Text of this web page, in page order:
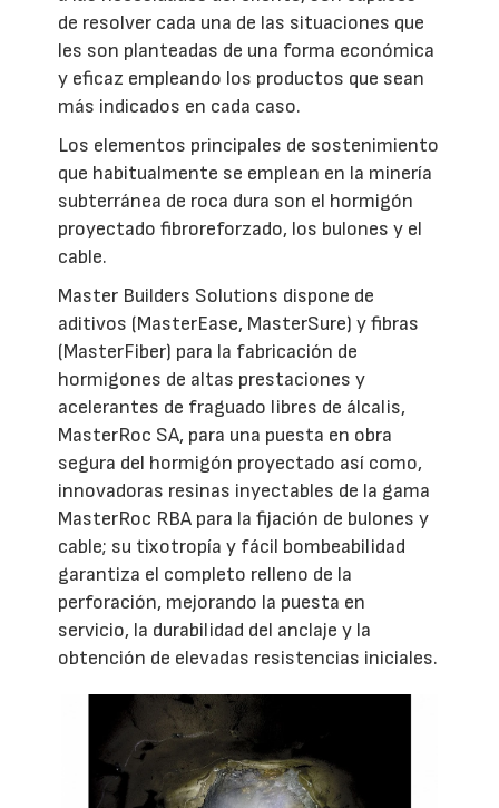
de resolver cada una de las situaciones que
les son planteadas de una forma económica
y eficaz empleando los productos que sean
más indicados en cada caso.
Los elementos principales de sostenimiento
que habitualmente se emplean en la minería
subterránea de roca dura son el hormigón
proyectado fibroreforzado, los bulones y el
cable.
Master Builders Solutions dispone de
aditivos (MasterEase, MasterSure) y fibras
(MasterFiber) para la fabricación de
hormigones de altas prestaciones y
acelerantes de fraguado libres de álcalis,
MasterRoc SA, para una puesta en obra
segura del hormigón proyectado así como,
innovadoras resinas inyectables de la gama
MasterRoc RBA para la fijación de bulones y
cable; su tixotropía y fácil bombeabilidad
garantiza el completo relleno de la
perforación, mejorando la puesta en
servicio, la durabilidad del anclaje y la
obtención de elevadas resistencias iniciales.